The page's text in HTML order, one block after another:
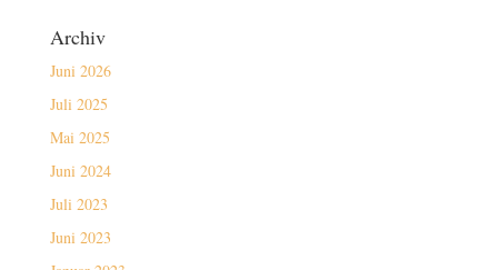
Archiv
Juni 2026
Juli 2025
Mai 2025
Juni 2024
Juli 2023
Juni 2023